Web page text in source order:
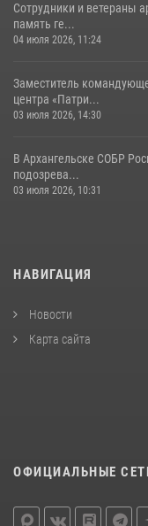
Сотрудники и ветераны
память ге...
04 июля 2026, 11:24
Заместитель
центра «Патри...
03 июля 2026, 14:30
В Архангельске СОБР
подозрева...
03 июля 2026, 10:31
НАВИГАЦИЯ
Новости
Карта сайта
ОФИЦИАЛЬНЫЕ